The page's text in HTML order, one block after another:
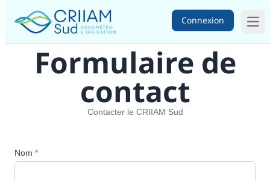
Connexion
Formulaire de
contact
Contacter le CRIIAM Sud
Nom *